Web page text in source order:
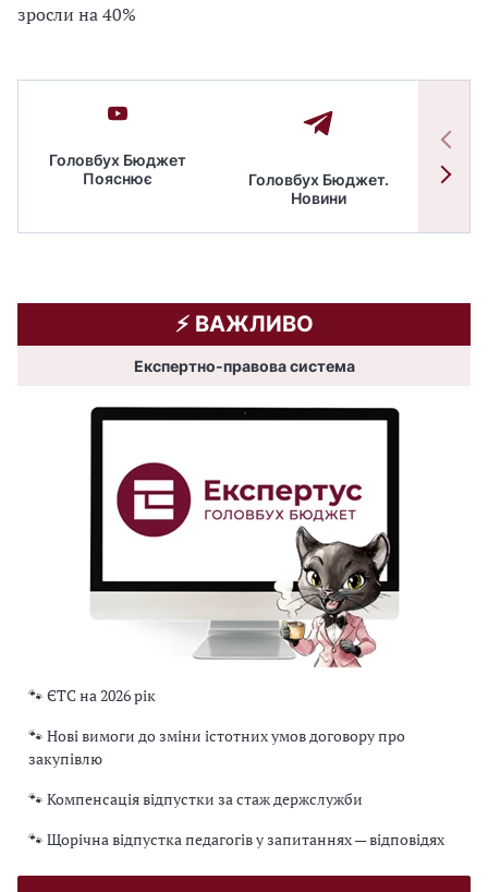
зросли на 40%
Головбух Бюджет
Пояснює
Головбух Бюджет.
Новини
⚡️ ВАЖЛИВО
Експертно-правова система
🐾 ЄТС на 2026 рік
🐾 Нові вимоги до зміни істотних умов договору про
закупівлю
🐾 Компенсація відпустки за стаж держслужби
🐾 Щорічна відпустка педагогів у запитаннях — відповідях